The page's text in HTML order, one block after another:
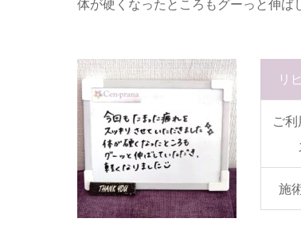
体が硬くなったところもグーっと伸
リ
ご
施